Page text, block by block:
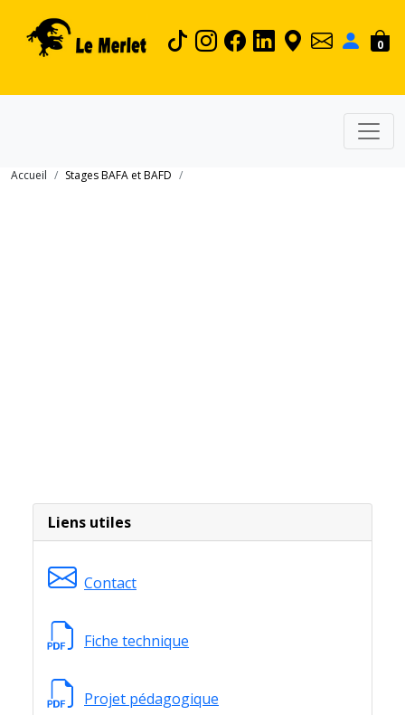
0
Accueil Stages BAFA et BAFD
Liens utiles
Contact
Fiche technique
Projet pédagogique